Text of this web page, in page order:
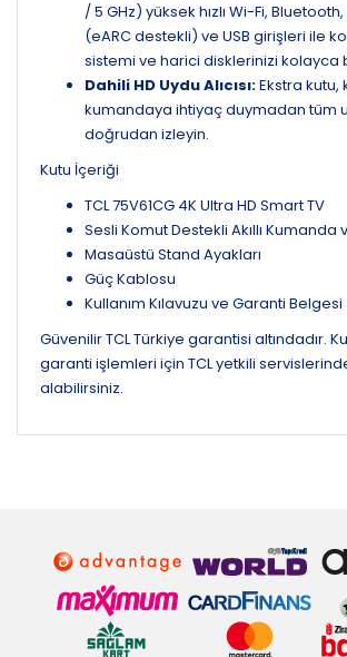
/ 5 GHz) yüksek hızlı Wi-Fi,
(eARC destekli) ve USB girişleri ile
sistemi ve harici disklerinizi kolayca
Dahili HD Uydu Alıcısı:Ekstra
kumandaya ihtiyaç duymadan tüm
doğrudan izleyin.
Kutu İçeriği
TCL 75V61CG 4K Ultra HD Smart TV
Sesli Komut Destekli Akıllı Kumanda
Masaüstü Stand Ayakları
Güç Kablosu
Kullanım Kılavuzu ve Garanti Belgesi
Güvenilir TCL Türkiye garantisi altındadır.
garanti işlemleri için TCL yetkili
alabilirsiniz.